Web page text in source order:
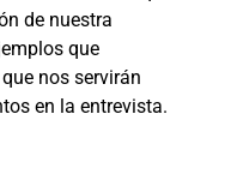
de nuestra
que
nos servirán
en la entrevista.